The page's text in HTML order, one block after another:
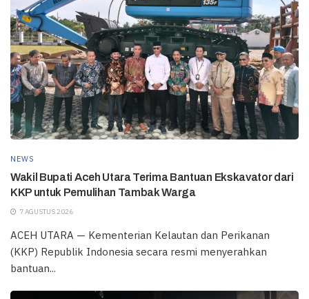
NEWS
Wakil Bupati Aceh Utara Terima Bantuan Ekskavator dari
KKP untuk Pemulihan Tambak Warga
7 AGUSTUS 2026
ACEH UTARA — Kementerian Kelautan dan Perikanan
(KKP) Republik Indonesia secara resmi menyerahkan
bantuan...